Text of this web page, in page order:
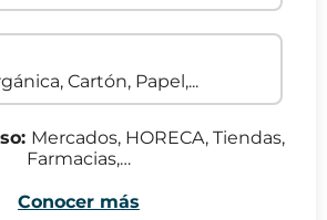
Cartón, Papel,...
Mercados, HORECA, Tiendas,
Farmacias,…
Conocer más